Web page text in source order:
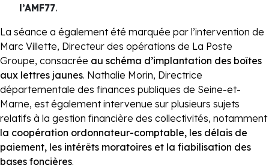
l’AMF77.
La séance a également été marquée par l’intervention de
Marc Villette, Directeur des opérations de La Poste
Groupe, consacrée au schéma d’implantation des boîtes
aux lettres jaunes. Nathalie Morin, Directrice
départementale des finances publiques de Seine-et-
Marne, est également intervenue sur plusieurs sujets
relatifs à la gestion financière des collectivités, notamment
la coopération ordonnateur-comptable, les délais de
paiement, les intérêts moratoires et la fiabilisation des
bases foncières.